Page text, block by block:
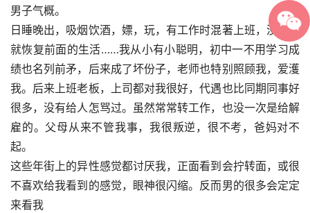
男子气概。
日睡晚出，吸烟饮酒，嫖，玩，有工作时混著上班，没工作
就恢复前面的生活……我从小有小聪明，初中一不用学习成
绩也名列前矛，后来成了坏份子，老师也特别照顾我，爱濩
我。后来上班老板，上司都对我很好，代遇也比同期同事好
很多，没有给人怎骂过。虽然常常转工作，也没一次是给解
雇的。父母从来不管我事，我很叛逆，很不考，爸妈对不
起。
这些年街上的异性感觉都讨厌我，正面看到会拧转面，或很
不喜欢给我看到的感觉，眼神很闪缩。反而男的很多会定定
来看我